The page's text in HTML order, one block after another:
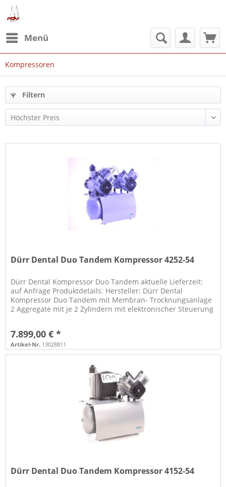
Menü
Kompressoren
Filtern
Dürr Dental Duo Tandem Kompressor 4252-54
Dürr Dental Kompressor Duo Tandem aktuelle Lieferzeit:
auf Anfrage Produktdetails: Hersteller: Dürr Dental
Kompressor Duo Tandem mit Membran- Trocknungsanlage
2 Aggregate mit je 2 Zylindern mit elektronischer Steuerung
7.899,00 € *
Artikel-Nr. 13028811
Dürr Dental Duo Tandem Kompressor 4152-54